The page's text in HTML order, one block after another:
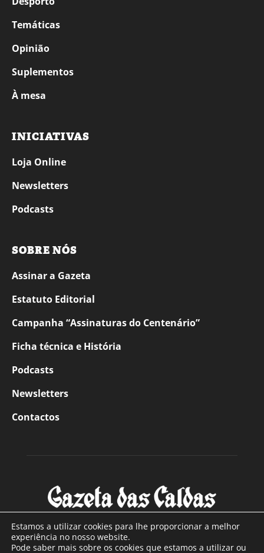
Temáticas
Opinião
Suplementos
À mesa
INICIATIVAS
Loja Online
Newsletters
Podcasts
SOBRE NÓS
Assinar a Gazeta
Estatuto Editorial
Campanha “Assinaturas do Centenário”
Ficha técnica e História
Podcasts
Newsletters
Contactos
SOBRE NÓS
Estamos a utilizar cookies para lhe proporcionar a melhor
experiência no nosso website.
Pode saber mais sobre os cookies que estamos a utilizar ou